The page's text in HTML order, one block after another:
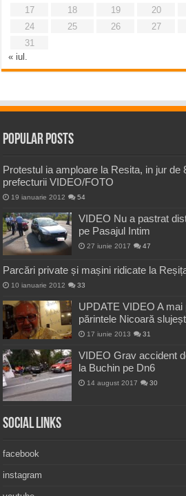
17
18 19 20
24
25 26 27
31
« iul.
Popular Posts
Protestul ia amploare la Resita, in jur de
prefecturii VIDEO/FOTO
19 ianuarie 2012 54
VIDEO Nu a pastrat
pe Pasajul Intim
27 iunie 2017 47
Parcări private și mașini ridicate la
10 ianuarie 2012 33
UPDATE VIDEO A
părintele Nicoară
17 iunie 2013 31
VIDEO Grav accident
la Buchin pe Dn6
14 august 2017 30
Social Links
facebook
instagram